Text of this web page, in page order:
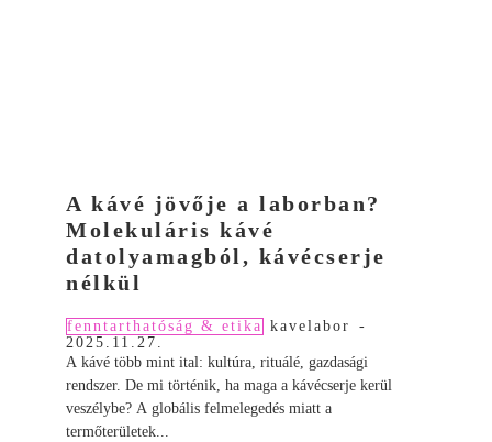
A kávé jövője a laborban?
Molekuláris kávé
datolyamagból, kávécserje
nélkül
fenntarthatóság & etika kavelabor
-
2025.11.27.
A kávé több mint ital: kultúra, rituálé, gazdasági
rendszer. De mi történik, ha maga a kávécserje kerül
veszélybe? A globális felmelegedés miatt a
termőterületek...